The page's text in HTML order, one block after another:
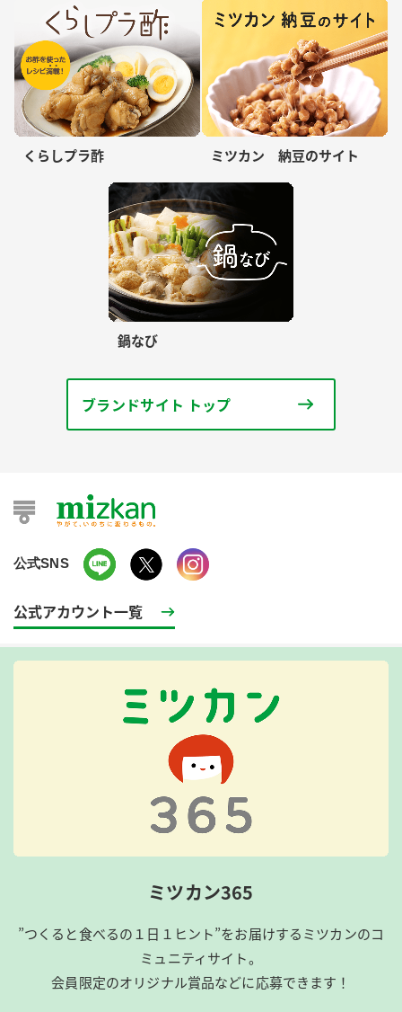
くらしプラ酢 ミツカン 納豆のサイト
鍋なび
ブランドサイト トップ
公式SNS
公式アカウント一覧
ミツカン365
”つくると食べるの１日１ヒント”をお届けするミツカンのコ
ミュニティサイト。
会員限定のオリジナル賞品などに応募できます！